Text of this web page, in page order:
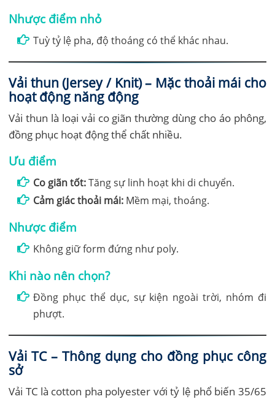
Nhược điểm nhỏ
Tuỳ tỷ lệ pha, độ thoáng có thể khác nhau.
Vải thun (Jersey / Knit) – Mặc thoải mái cho
hoạt động năng động
Vải thun là loại vải co giãn thường dùng cho áo phông,
đồng phục hoạt động thể chất nhiều.
Ưu điểm
Co giãn tốt:Tăng sự linh hoạt khi di chuyển.
Cảm giác thoải mái: Mềm mại, thoáng.
Nhược điểm
Không giữ form đứng như poly.
Khi nào nên chọn?
Đồng phục thể dục, sự kiện ngoài trời, nhóm đi
phượt.
Vải TC – Thông dụng cho đồng phục công
sở
Vải TC là cotton pha polyester với tỷ lệ phổ biến 35/65